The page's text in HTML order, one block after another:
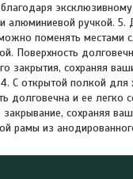
алюминиевой ручкой. 5.
поменять местами
Поверхность
закрытия, сохраняя
С открытой полкой для
долговечна и ее легко
сохраняя
рамы из